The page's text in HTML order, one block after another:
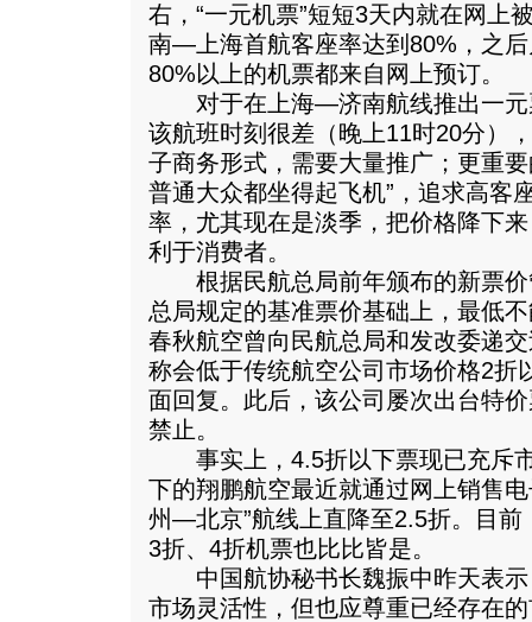
右，“一元机票”短短3天内就在网上
南—上海首航客座率达到80%，之
80%以上的机票都来自网上预订。
对于在上海—济南航线推出一元
该航班时刻很差（晚上11时20分）
子商务形式，需要大量推广；更重
普通大众都坐得起飞机”，追求高客
率，尤其现在是淡季，把价格降下
利于消费者。
根据民航总局前年颁布的新票价
总局规定的基准票价基础上，最低
春秋航空曾向民航总局和发改委递
称会低于传统航空公司市场价格2折
面回复。此后，该公司屡次出台特
禁止。
事实上，4.5折以下票现已充斥
下的翔鹏航空最近就通过网上销售
州—北京”航线上直降至2.5折。目前
3折、4折机票也比比皆是。
中国航协秘书长魏振中昨天表示
市场灵活性，但也应尊重已经存在